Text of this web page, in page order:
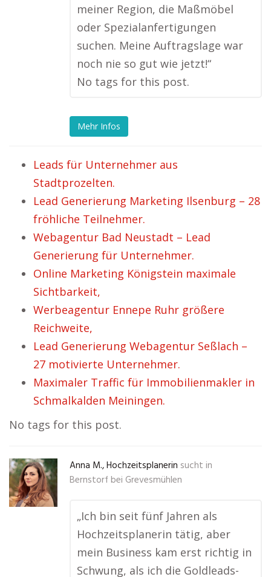
meiner Region, die Maßmöbel
oder Spezialanfertigungen
suchen. Meine Auftragslage war
noch nie so gut wie jetzt!“
No tags for this post.
Mehr Infos
Leads für Unternehmer aus
Stadtprozelten.
Lead Generierung Marketing Ilsenburg – 28
fröhliche Teilnehmer.
Webagentur Bad Neustadt – Lead
Generierung für Unternehmer.
Online Marketing Königstein maximale
Sichtbarkeit,
Werbeagentur Ennepe Ruhr größere
Reichweite,
Lead Generierung Webagentur Seßlach –
27 motivierte Unternehmer.
Maximaler Traffic für Immobilienmakler in
Schmalkalden Meiningen.
No tags for this post.
Anna M., Hochzeitsplanerin sucht in
Bernstorf bei Grevesmühlen
„Ich bin seit fünf Jahren als
Hochzeitsplanerin tätig, aber
mein Business kam erst richtig in
Schwung, als ich die Goldleads-